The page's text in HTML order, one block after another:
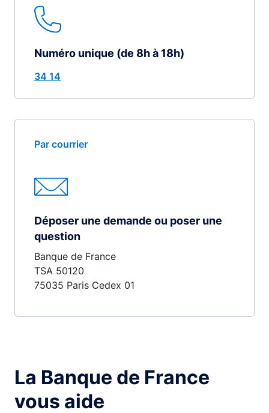
Numéro unique (de 8h à 18h)
34 14
Par courrier
Déposer une demande ou poser une
question
Banque de France
TSA 50120
75035 Paris Cedex 01
La Banque de France
vous aide